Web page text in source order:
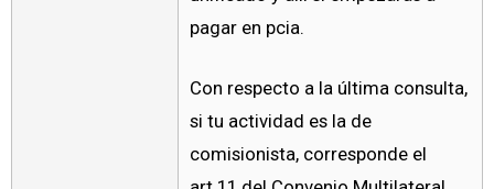
pagar en pcia.
Con respecto a la última consulta,
si tu actividad es la de
comisionista, corresponde el